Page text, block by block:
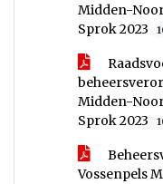
Midden-
Sprok 2023
Midden-
Sprok 2023
Vossenpels